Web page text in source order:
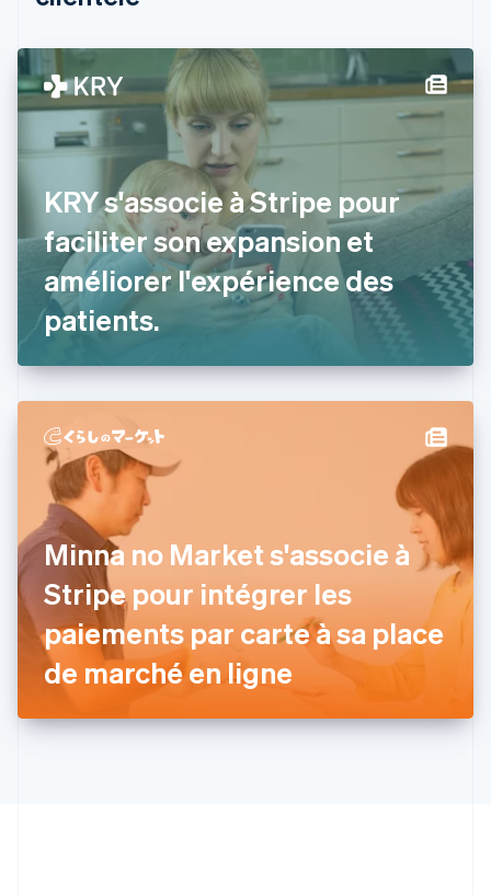
KRY s'associe à Stripe pour
faciliter son expansion et
améliorer l'expérience des
patients.
Minna no Market s'associe à
Stripe pour intégrer les
paiements par carte à sa place
de marché en ligne
English
Chine continentale
简体中文English
Chypre
English
English Italiano
Danemark
English
Émirats arabes unis
English
Espagne
EspañolEnglish
English
États-Unis
Finlande
English Svenska
France
Français English
Gibraltar
English
Grèce
English
Hongrie
English
English
English